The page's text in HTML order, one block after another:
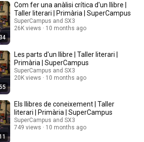
i què ens revelen la forma i la mida dels
la poesia, el teatre i, fins i tot, llibres
imaginat mai! Un viatge fascinant per a petits
descobrir la lectura i deixar-se endur per la
Com fer una anàlisi crítica d'un llibre |
Taller literari | Primària | SuperCampus
SuperCampus and SX3
26K views
10 months ago
Les parts d'un llibre | Taller literari |
Primària | SuperCampus
SuperCampus and SX3
20K views
10 months ago
Els llibres de coneixement | Taller
literari | Primària | SuperCampus
SuperCampus and SX3
749 views
10 months ago